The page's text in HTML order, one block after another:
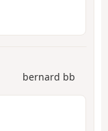
bernard bb